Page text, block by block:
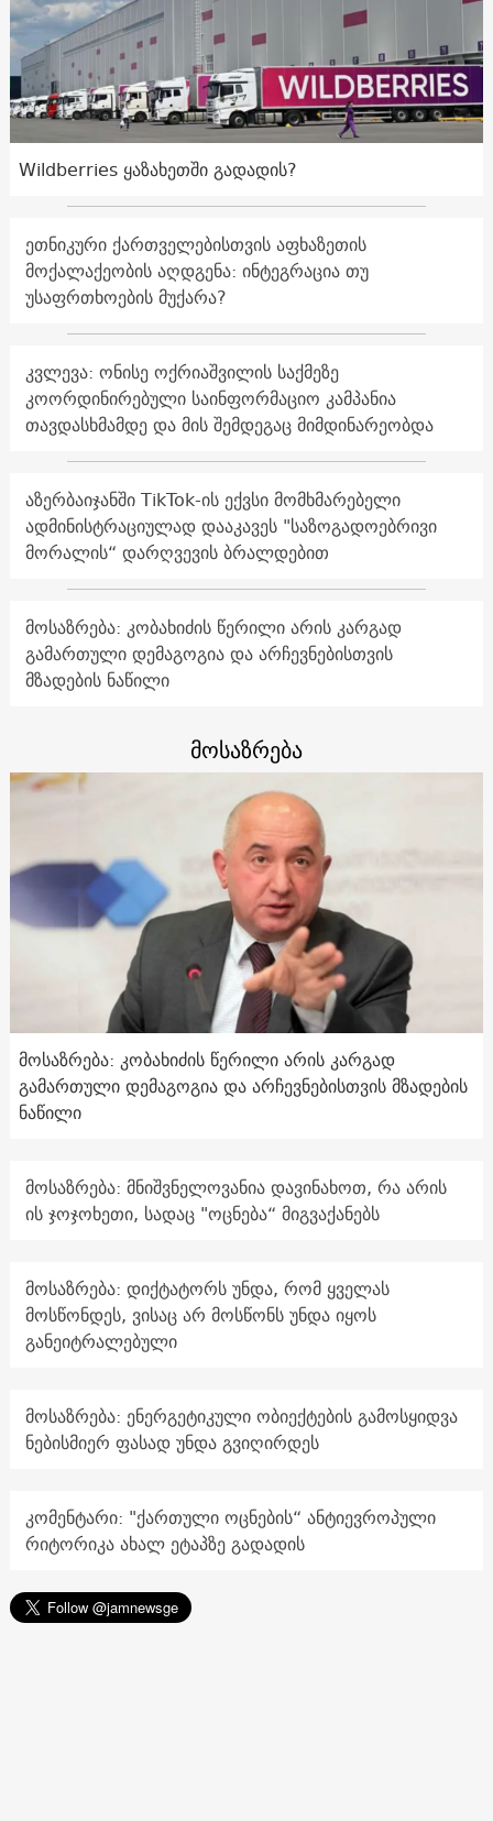
Wildberries ყაზახეთში გადადის?
ეთნიკური ქართველებისთვის აფხაზეთის
მოქალაქეობის აღდგენა: ინტეგრაცია თუ
უსაფრთხოების მუქარა?
კვლევა: ონისე ოქრიაშვილის საქმეზე
კოორდინირებული საინფორმაციო კამპანია
თავდასხმამდე და მის შემდეგაც მიმდინარეობდა
აზერბაიჯანში TikTok-ის ექვსი მომხმარებელი
ადმინისტრაციულად დააკავეს "საზოგადოებრივი
მორალის“ დარღვევის ბრალდებით
მოსაზრება: კობახიძის წერილი არის კარგად
გამართული დემაგოგია და არჩევნებისთვის
მზადების ნაწილი
მოსაზრება
მოსაზრება: კობახიძის წერილი არის კარგად
გამართული დემაგოგია და არჩევნებისთვის მზადების
ნაწილი
მოსაზრება: მნიშვნელოვანია დავინახოთ, რა არის
ის ჯოჯოხეთი, სადაც "ოცნება“ მიგვაქანებს
მოსაზრება: დიქტატორს უნდა, რომ ყველას
მოსწონდეს, ვისაც არ მოსწონს უნდა იყოს
განეიტრალებული
მოსაზრება: ენერგეტიკული ობიექტების გამოსყიდვა
ნებისმიერ ფასად უნდა გვიღირდეს
კომენტარი: "ქართული ოცნების“ ანტიევროპული
რიტორიკა ახალ ეტაპზე გადადის